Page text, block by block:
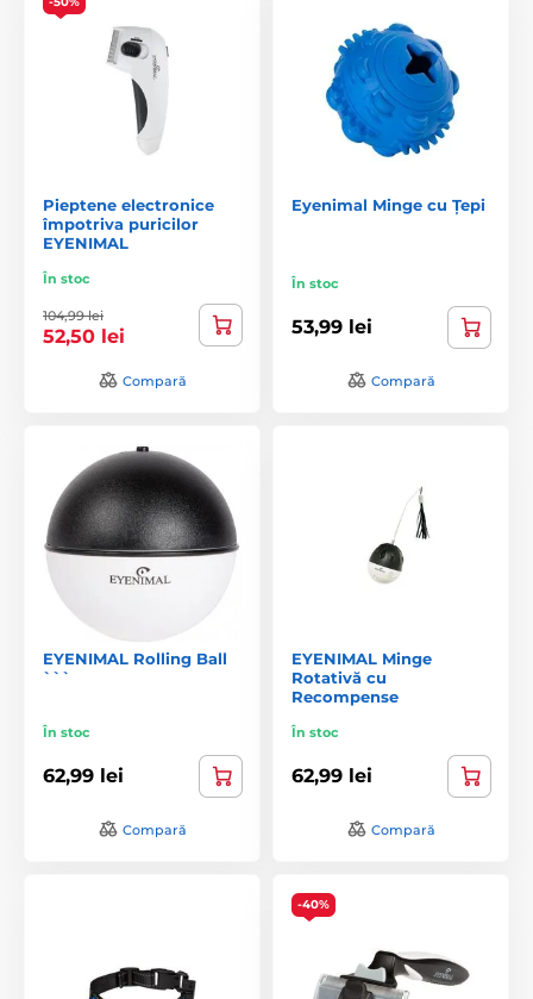
Pieptene electronice
împotriva puricilor
EYENIMAL
În stoc
104,99 lei
52,50 lei
Compară
Eyenimal Minge cu Țepi
În stoc
53,99 lei
Compară
EYENIMAL Rolling Ball
```
În stoc
62,99 lei
Compară
EYENIMAL Minge
Rotativă cu
Recompense
În stoc
62,99 lei
Compară
-40%